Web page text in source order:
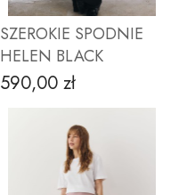
SZEROKIE SPODNIE
HELEN BLACK
Cena
590,00 zł